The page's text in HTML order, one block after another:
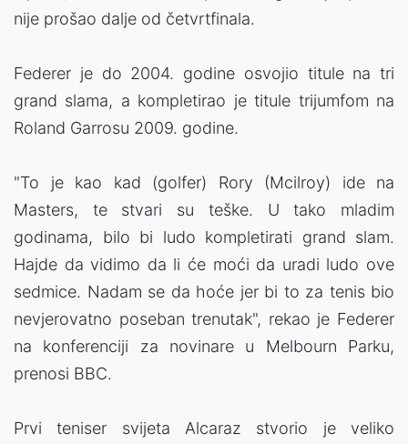
nije prošao dalje od četvrtfinala.
Federer je do 2004. godine osvojio titule na tri
grand slama, a kompletirao je titule trijumfom na
Roland Garrosu 2009. godine.
"To je kao kad (golfer) Rory (Mcilroy) ide na
Masters, te stvari su teške. U tako mladim
godinama, bilo bi ludo kompletirati grand slam.
Hajde da vidimo da li će moći da uradi ludo ove
sedmice. Nadam se da hoće jer bi to za tenis bio
nevjerovatno poseban trenutak", rekao je Federer
na konferenciji za novinare u Melbourn Parku,
prenosi BBC.
Prvi teniser svijeta Alcaraz stvorio je veliko